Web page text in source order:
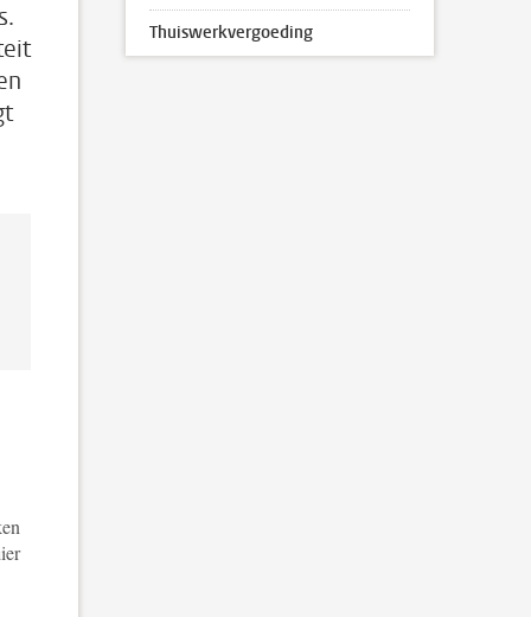
Thuiswerkvergoeding